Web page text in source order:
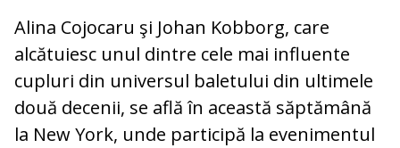
Alina Cojocaru şi Johan Kobborg, care
alcătuiesc unul dintre cele mai influente
cupluri din universul baletului din ultimele
două decenii, se află în această săptămână
la New York, unde participă la evenimentul